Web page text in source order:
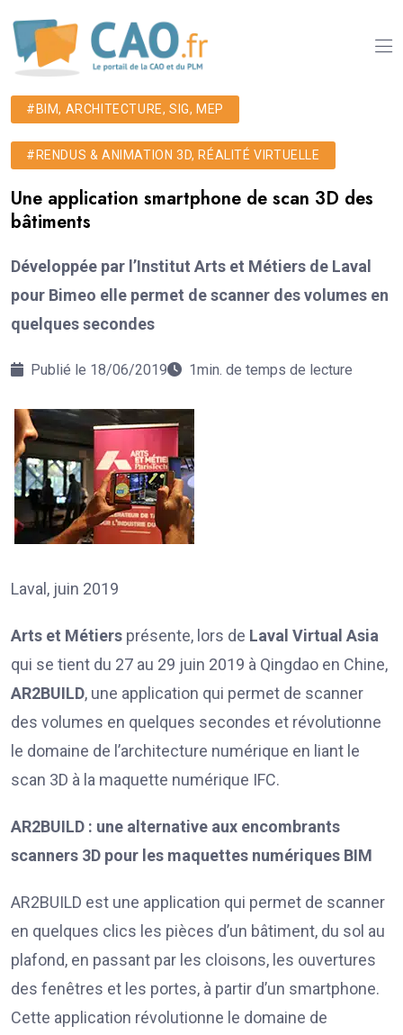
#BIM, ARCHITECTURE, SIG, MEP
#RENDUS & ANIMATION 3D, RÉALITÉ VIRTUELLE
Une application smartphone de scan 3D des
bâtiments
Développée par l’Institut Arts et Métiers de Laval
pour Bimeo elle permet de scanner des volumes en
quelques secondes
Publié le 18/06/2019 1min. de temps de lecture
Laval, juin 2019
Arts et Métiers présente, lors de Laval Virtual Asia
qui se tient du 27 au 29 juin 2019 à Qingdao en Chine,
AR2BUILD, une application qui permet de scanner
des volumes en quelques secondes et révolutionne
le domaine de l’architecture numérique en liant le
scan 3D à la maquette numérique IFC.
AR2BUILD : une alternative aux encombrants
scanners 3D pour les maquettes numériques BIM
AR2BUILD est une application qui permet de scanner
en quelques clics les pièces d’un bâtiment, du sol au
plafond, en passant par les cloisons, les ouvertures
des fenêtres et les portes, à partir d’un smartphone.
Cette application révolutionne le domaine de